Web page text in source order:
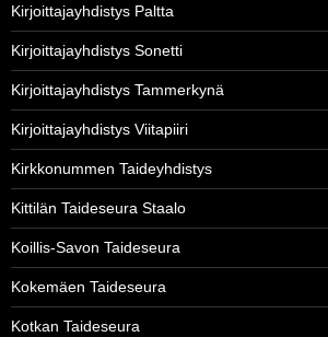
Kirjoittajayhdistys Paltta
Kirjoittajayhdistys Sonetti
Kirjoittajayhdistys Tammerkynä
Kirjoittajayhdistys Viitapiiri
Kirkkonummen Taideyhdistys
Kittilän Taideseura Staalo
Koillis-Savon Taideseura
Kokemäen Taideseura
Kotkan Taideseura